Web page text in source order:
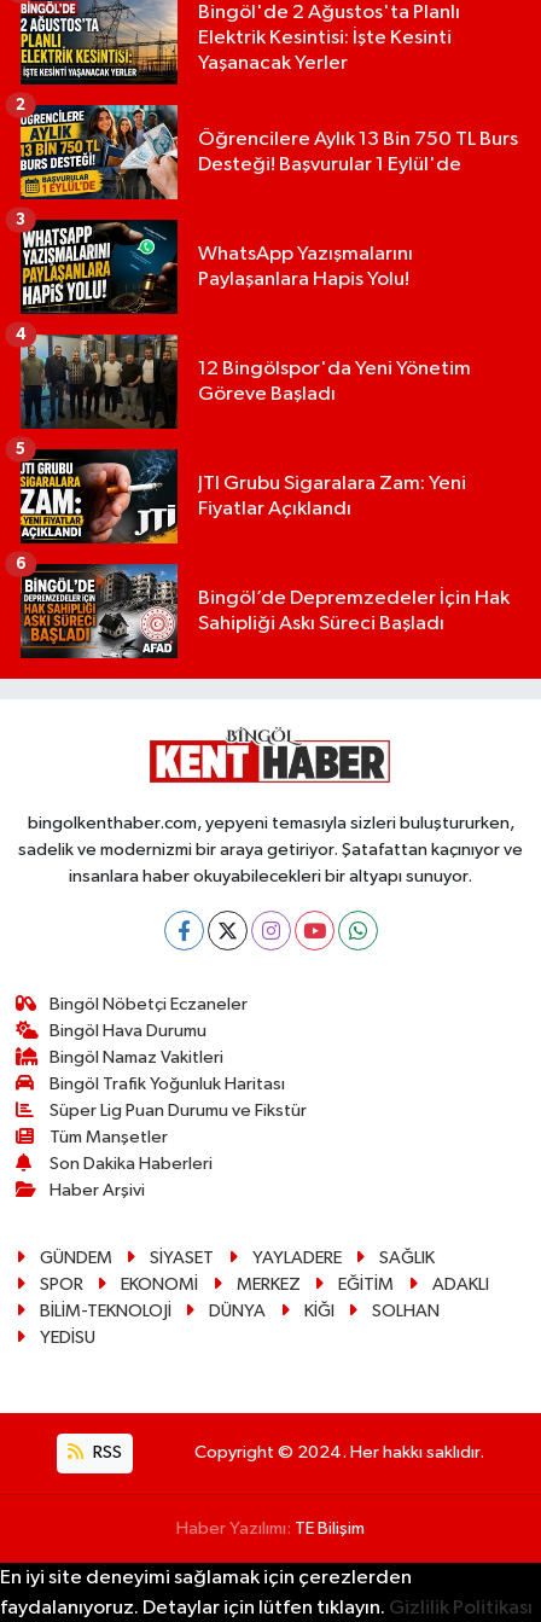
Bingöl'de 2 Ağustos'ta Planlı
Elektrik Kesintisi: İşte Kesinti
Yaşanacak Yerler
Öğrencilere Aylık 13 Bin 750 TL Burs
Desteği! Başvurular 1 Eylül'de
2
WhatsApp Yazışmalarını
Paylaşanlara Hapis Yolu!
3
12 Bingölspor'da Yeni Yönetim
Göreve Başladı
4
JTI Grubu Sigaralara Zam: Yeni
Fiyatlar Açıklandı
5
Bingöl’de Depremzedeler İçin Hak
Sahipliği Askı Süreci Başladı
6
bingolkenthaber.com, yepyeni temasıyla sizleri buluştururken,
sadelik ve modernizmi bir araya getiriyor. Şatafattan kaçınıyor ve
insanlara haber okuyabilecekleri bir altyapı sunuyor.
Bingöl Nöbetçi Eczaneler
Bingöl Hava Durumu
Bingöl Namaz Vakitleri
Bingöl Trafik Yoğunluk Haritası
Süper Lig Puan Durumu ve Fikstür
Tüm Manşetler
Son Dakika Haberleri
Haber Arşivi
GÜNDEM SİYASET YAYLADERE
SAĞLIK
SPOR
EKONOMİ MERKEZ EĞİTİM
ADAKLI
BİLİM-TEKNOLOJİ
DÜNYA KİĞI
SOLHAN
YEDİSU
RSS Copyright © 2024. Her hakkı saklıdır.
Haber Yazılımı: TE Bilişim
En iyi site deneyimi sağlamak için çerezlerden
faydalanıyoruz. Detaylar için lütfen tıklayın. Gizlilik Politikası